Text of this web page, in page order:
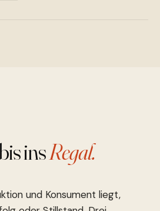
insRegal.
und Konsument liegt,